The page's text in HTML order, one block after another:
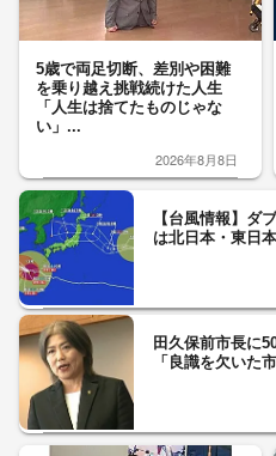
5歳で両足切断、差別や困難
を乗り越え挑戦続けた人生
「人生は捨てたものじゃな
い」...
2026年8月8日
【台風情報】
は北日本・東日
田久保前市長に
「良識を欠いた